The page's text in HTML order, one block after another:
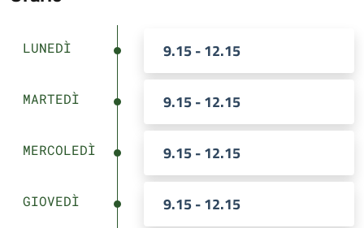
LUNEDÌ 9.15 - 12.15
MARTEDÌ 9.15 - 12.15
MERCOLEDÌ 9.15 - 12.15
GIOVEDÌ 9.15 - 12.15